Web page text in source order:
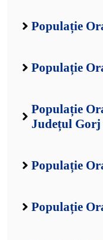
Populație
Populație
Populație
Județul Gorj
Populație
Populație